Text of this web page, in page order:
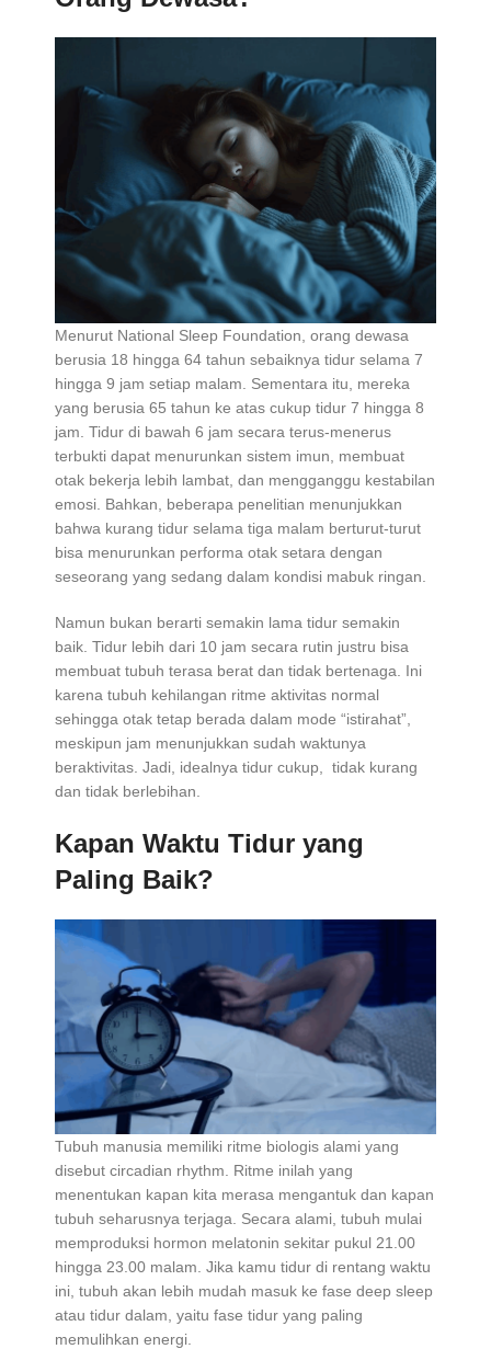
Menurut National Sleep Foundation, orang dewasa
berusia 18 hingga 64 tahun sebaiknya tidur selama 7
hingga 9 jam setiap malam. Sementara itu, mereka
yang berusia 65 tahun ke atas cukup tidur 7 hingga 8
jam. Tidur di bawah 6 jam secara terus-menerus
terbukti dapat menurunkan sistem imun, membuat
otak bekerja lebih lambat, dan mengganggu kestabilan
emosi. Bahkan, beberapa penelitian menunjukkan
bahwa kurang tidur selama tiga malam berturut-turut
bisa menurunkan performa otak setara dengan
seseorang yang sedang dalam kondisi mabuk ringan.
Namun bukan berarti semakin lama tidur semakin
baik. Tidur lebih dari 10 jam secara rutin justru bisa
membuat tubuh terasa berat dan tidak bertenaga. Ini
karena tubuh kehilangan ritme aktivitas normal
sehingga otak tetap berada dalam mode “istirahat”,
meskipun jam menunjukkan sudah waktunya
beraktivitas. Jadi, idealnya tidur cukup, tidak kurang
dan tidak berlebihan.
Kapan Waktu Tidur yang
Paling Baik?
Tubuh manusia memiliki ritme biologis alami yang
disebut circadian rhythm. Ritme inilah yang
menentukan kapan kita merasa mengantuk dan kapan
tubuh seharusnya terjaga. Secara alami, tubuh mulai
memproduksi hormon melatonin sekitar pukul 21.00
hingga 23.00 malam. Jika kamu tidur di rentang waktu
ini, tubuh akan lebih mudah masuk ke fase deep sleep
atau tidur dalam, yaitu fase tidur yang paling
memulihkan energi.